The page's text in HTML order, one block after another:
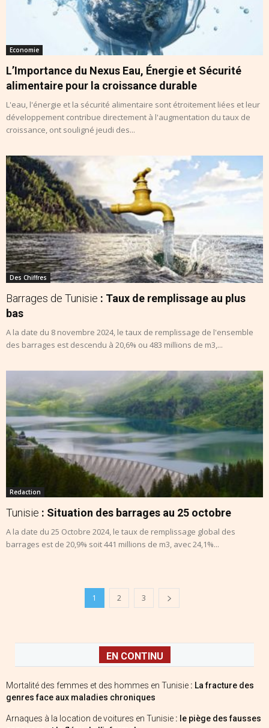
Economie
L’Importance du Nexus Eau, Énergie et Sécurité
alimentaire pour la croissance durable
L'eau, l'énergie et la sécurité alimentaire sont étroitement liées et leur
développement contribue directement à l'augmentation du taux de
croissance, ont souligné jeudi des...
Des Chiffres
Barrages de Tunisie : Taux de remplissage au plus
bas
A la date du 8 novembre 2024, le taux de remplissage de l'ensemble
des barrages est descendu à 20,6% ou 483 millions de m3,...
Redaction
Tunisie : Situation des barrages au 25 octobre
A la date du 25 Octobre 2024, le taux de remplissage global des
barrages est de 20,9% soit 441 millions de m3, avec 24,1%...
1 2 3
EN CONTINU
Mortalité des femmes et des hommes en Tunisie : La fracture des
genres face aux maladies chroniques
Arnaques à la location de voitures en Tunisie : le piège des fausses